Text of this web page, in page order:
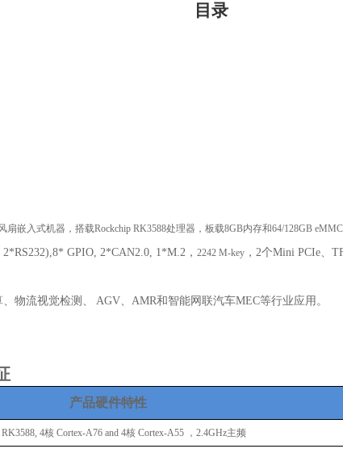
目录
扇嵌入式机器，搭载Rockchip RK3588处理器，板载8GB内存和64/128GB
GPIO, 2*CAN2.0, 1*M.2， 2242 M-key ， 2个Mini PCIe、
物流视觉检测、
AGV、AMR和智能网联汽车MEC等行业应用。
产品硬件特性
RK3588, 4核 Cortex-A76 and 4核 Cortex-A55 ，2.4GHz主频